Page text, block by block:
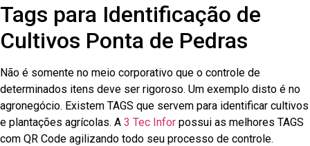
Tags para Identificação de
Cultivos Ponta de Pedras
Não é somente no meio corporativo que o controle de
determinados itens deve ser rigoroso. Um exemplo disto é no
agronegócio. Existem TAGS que servem para identificar cultivos
e plantações agrícolas. A 3 Tec Infor possui as melhores TAGS
com QR Code agilizando todo seu processo de controle.